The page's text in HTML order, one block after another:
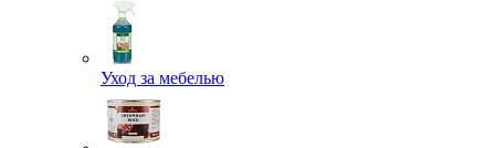
Уход за мебелью